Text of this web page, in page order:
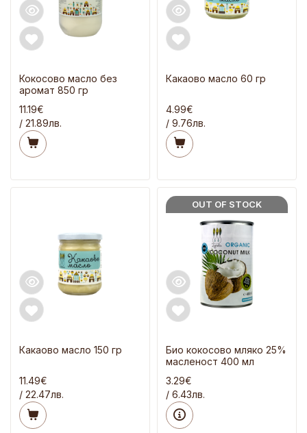
Кокосово масло без
аромат 850 гр
11.19€
/ 21.89лв.
Какаово масло 60 гр
4.99€
/ 9.76лв.
Какаово масло 150 гр
11.49€
/ 22.47лв.
OUT OF STOCK
Био кокосово мляко 25%
масленост 400 мл
3.29€
/ 6.43лв.